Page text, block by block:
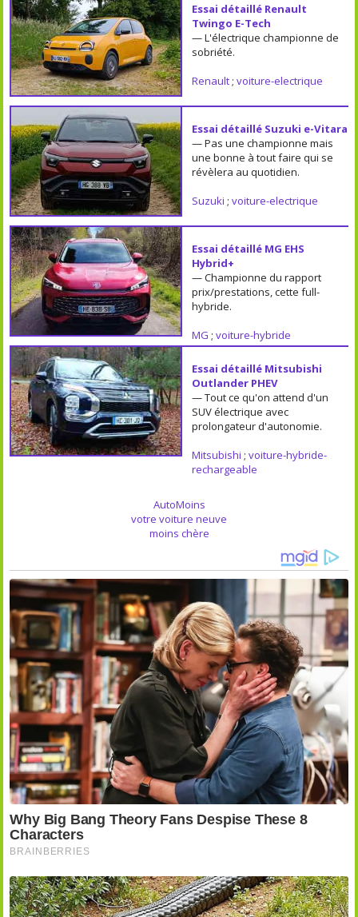
Essai détaillé Renault
Twingo E-Tech
— L'électrique championne de
sobriété.
Renault ; voiture-electrique
Essai détaillé Suzuki e-Vitara
— Pas une championne mais
une bonne à tout faire qui se
révèlera au quotidien.
Suzuki ; voiture-electrique
Essai détaillé MG EHS
Hybrid+
— Championne du rapport
prix/prestations, cette full-
hybride.
MG ; voiture-hybride
Essai détaillé Mitsubishi
Outlander PHEV
— Tout ce qu'on attend d'un
SUV électrique avec
prolongateur d'autonomie.
Mitsubishi ; voiture-hybride-
rechargeable
AutoMoins
votre voiture neuve
moins chère